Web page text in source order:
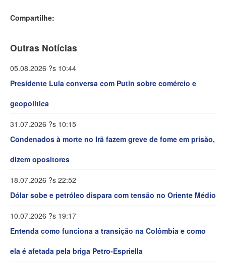
Compartilhe:
Outras Notícias
05.08.2026 ?s 10:44
Presidente Lula conversa com Putin sobre comércio e
geopolítica
31.07.2026 ?s 10:15
Condenados à morte no Irã fazem greve de fome em prisão,
dizem opositores
18.07.2026 ?s 22:52
Dólar sobe e petróleo dispara com tensão no Oriente Médio
10.07.2026 ?s 19:17
Entenda como funciona a transição na Colômbia e como
ela é afetada pela briga Petro-Espriella